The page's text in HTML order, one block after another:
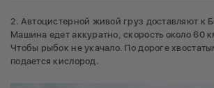
2. Автоцистерной живой груз доставляют к
Машина едет аккуратно, скорость около 60
Чтобы рыбок не укачало. По дороге
подается кислород.